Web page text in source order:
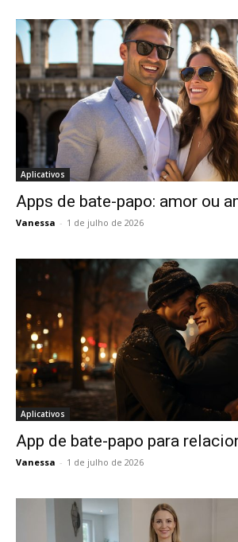
Aplicativos
Apps de bate-papo: amor ou
Vanessa - 1 de julho de 2026
Aplicativos
App de bate-papo para
Vanessa - 1 de julho de 2026